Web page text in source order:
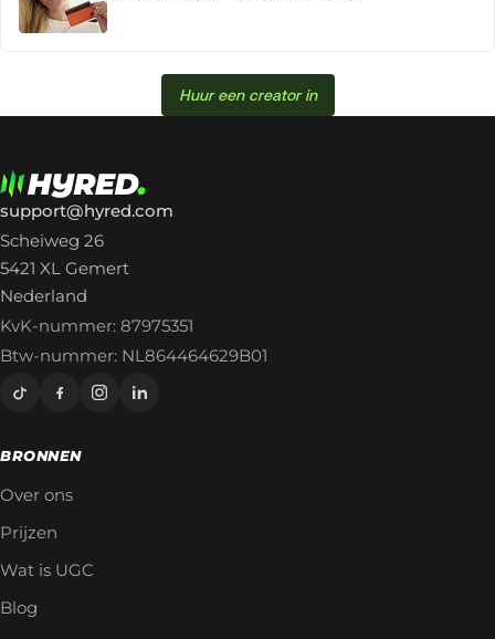
Huur een creator in
support@hyred.com
Scheiweg 26
5421 XL Gemert
Nederland
KvK-nummer: 87975351
Btw-nummer: NL864464629B01
BRONNEN
Over ons
Prijzen
Wat is UGC
Blog